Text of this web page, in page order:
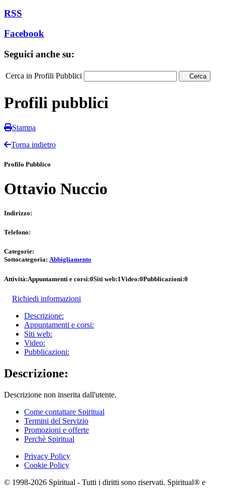
RSS
Facebook
Seguici anche su:
Cerca in Profili Pubblici Cerca
Profili pubblici
Stampa
Torna indietro
Profilo Pubblico
Ottavio Nuccio
Indirizzo:
Telefono:
Categorie:
Sottocategoria: Abbigliamento
Attività:Appuntamenti e corsi:0Siti web:1Video:0Pubblicazioni:0
Richiedi informazioni
Descrizione:
Appuntamenti e corsi:
Siti web:
Video:
Pubblicazioni:
Descrizione:
Descrizione non inserita dall'utente.
Come contattare Spiritual
Termini del Servizio
Promozioni e offerte
Perchè Spiritual
Privacy Policy
Cookie Policy
© 1998-2026 Spiritual - Tutti i diritti sono riservati. Spiritual® e